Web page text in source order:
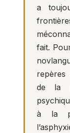
a
fait.
repères
de la
à la